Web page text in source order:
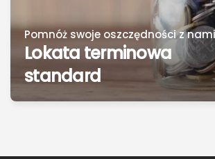
Pomnóż swoje oszczędności z
Lokata terminowa
standard